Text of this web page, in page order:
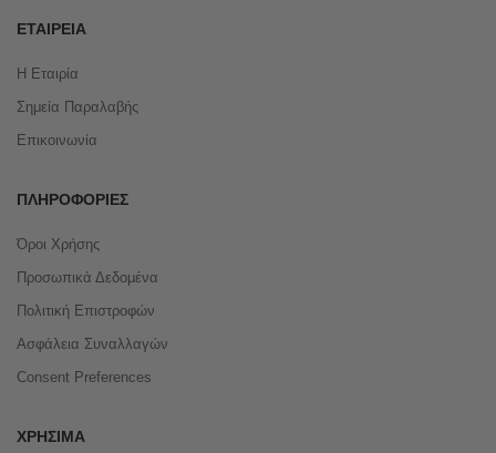
ΕΤΑΙΡΕΊΑ
Η Εταιρία
Σημεία Παραλαβής
Επικοινωνία
ΠΛΗΡΟΦΟΡΊΕΣ
Όροι Χρήσης
Προσωπικά Δεδομένα
Πολιτική Επιστροφών
Ασφάλεια Συναλλαγών
Consent Preferences
ΧΡΉΣΙΜΑ